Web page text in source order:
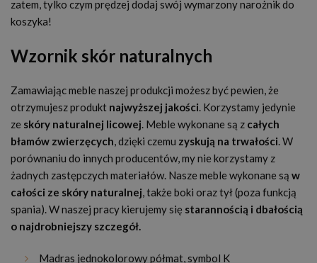
zatem, tylko czym prędzej dodaj swój wymarzony narożnik do
koszyka!
Wzornik skór naturalnych
Zamawiając meble naszej produkcji możesz być pewien, że
otrzymujesz produkt najwyższej jakości. Korzystamy jedynie
ze skóry naturalnej licowej. Meble wykonane są z całych
błamów zwierzęcych, dzięki czemu zyskują na trwałości. W
porównaniu do innych producentów, my nie korzystamy z
żadnych zastępczych materiałów. Nasze meble wykonane są w
całości ze skóry naturalnej, także boki oraz tył (poza funkcją
spania). W naszej pracy kierujemy się starannością i dbałością
o najdrobniejszy szczegół.
Madras jednokolorowy półmat, symbol K